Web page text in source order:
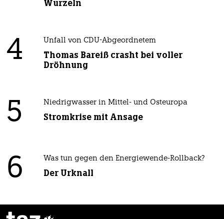
Wurzeln
4 Unfall von CDU-Abgeordnetem
Thomas Bareiß crasht bei voller
Dröhnung
5 Niedrigwasser in Mittel- und Osteuropa
Stromkrise mit Ansage
6 Was tun gegen den Energiewende-Rollback?
Der Urknall